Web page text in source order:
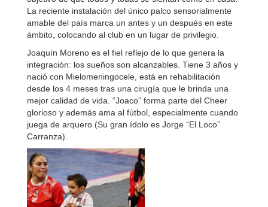
La reciente instalación del único palco sensorialmente
amable del país marca un antes y un después en este
ámbito, colocando al club en un lugar de privilegio.
Joaquín Moreno es el fiel reflejo de lo que genera la
integración: los sueños son alcanzables. Tiene 3 años y
nació con Mielomeningocele, está en rehabilitación
desde los 4 meses tras una cirugía que le brinda una
mejor calidad de vida. “Joaco” forma parte del Cheer
glorioso y además ama al fútbol, especialmente cuando
juega de arquero (Su gran ídolo es Jorge “El Loco”
Carranza).